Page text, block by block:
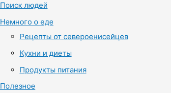
Поиск людей
Немного о еде
Рецепты от североенисейцев
Кухни и диеты
Продукты питания
Полезное